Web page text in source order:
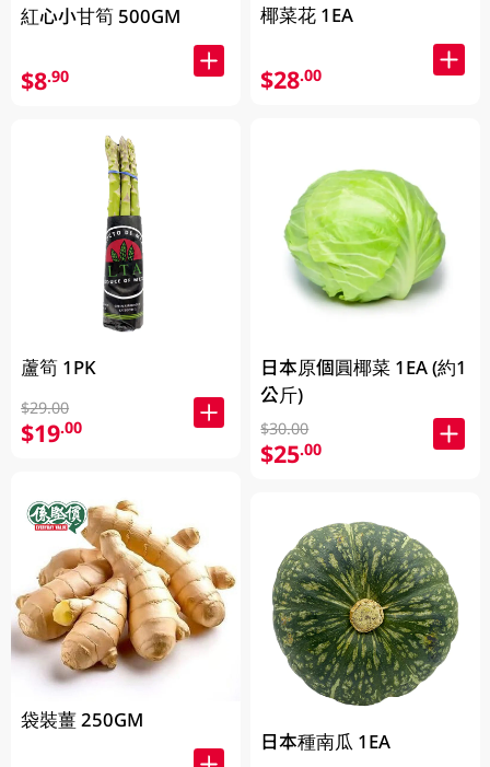
紅心小甘筍 500GM
$8.90
蘆筍 1PK
$29.00
$19.00
袋裝薑 250GM
椰菜花 1EA
$28.00
日本原個圓椰菜 1EA (約1
公斤)
$30.00
$25.00
日本種南瓜 1EA